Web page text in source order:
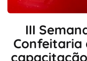
III
Confeitaria